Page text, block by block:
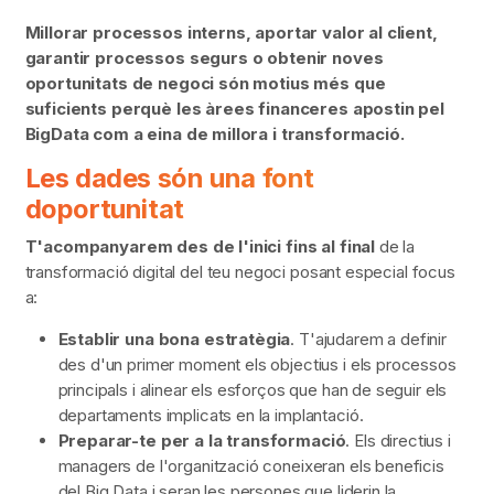
Millorar processos interns, aportar valor al client,
garantir processos segurs o obtenir noves
oportunitats de negoci són motius més que
suficients perquè les àrees financeres apostin pel
BigData com a eina de millora i transformació.
Les dades són una font
doportunitat
T'acompanyarem des de l'inici fins al final de la
transformació digital del teu negoci posant especial focus
a:
Establir una bona estratègia. T'ajudarem a definir
des d'un primer moment els objectius i els processos
principals i alinear els esforços que han de seguir els
departaments implicats en la implantació.
Preparar-te per a la transformació. Els directius i
managers de l'organització coneixeran els beneficis